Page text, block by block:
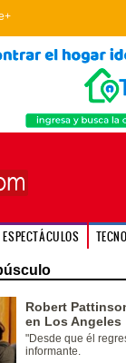
ESPECTÁCULOS
Robert
en Los Angeles
"Desde que él
informante.